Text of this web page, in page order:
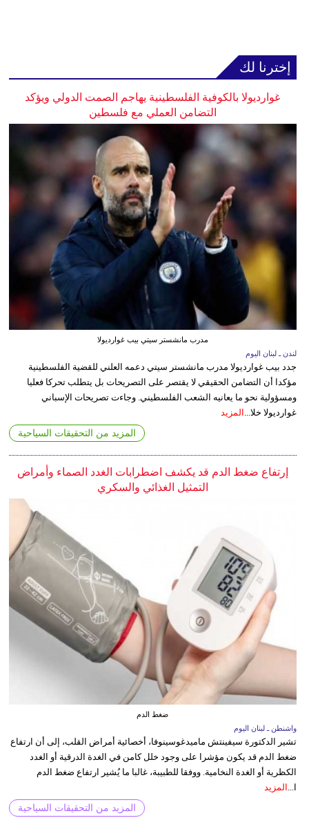
إخترنا لك
غوارديولا بالكوفية الفلسطينية يهاجم الصمت الدولي ويؤكد
التضامن العملي مع فلسطين
مدرب مانشستر سيتي بيب غوارديولا
لندن ـ لبنان اليوم
جدد بيب غوارديولا مدرب مانشستر سيتي دعمه العلني للقضية الفلسطينية
مؤكدا أن التضامن الحقيقي لا يقتصر على التصريحات بل يتطلب تحركا فعليا
ومسؤولية نحو ما يعانيه الشعب الفلسطيني. وجاءت تصريحات الإسباني
غوارديولا خلا... المزيد
المزيد من التحقيقات السياحية
إرتفاع ضغط الدم قد يكشف اضطرابات الغدد الصماء وأمراض
التمثيل الغذائي والسكري
ضغط الدم
واشنطن ـ لبنان اليوم
تشير الدكتورة سيفينتش ماميدغوسينوفا، أخصائية أمراض القلب، إلى أن ارتفاع
ضغط الدم قد يكون مؤشرا على وجود خلل كامن في الغدة الدرقية أو الغدد
الكظرية أو الغدة النخامية. ووفقا للطبيبة، غالبا ما يُشير ارتفاع ضغط الدم
ا...
المزيد
المزيد من التحقيقات السياحية